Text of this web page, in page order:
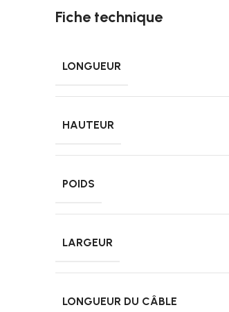
Fiche technique
LONGUEUR
HAUTEUR
POIDS
LARGEUR
LONGUEUR DU CÂBLE